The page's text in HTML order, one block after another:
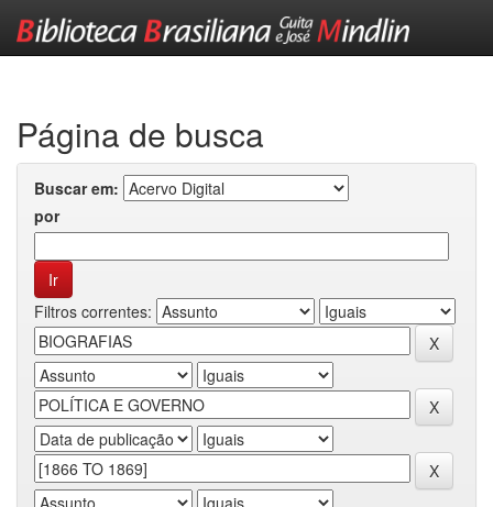
Página de busca
Buscar em:
por
Filtros correntes: